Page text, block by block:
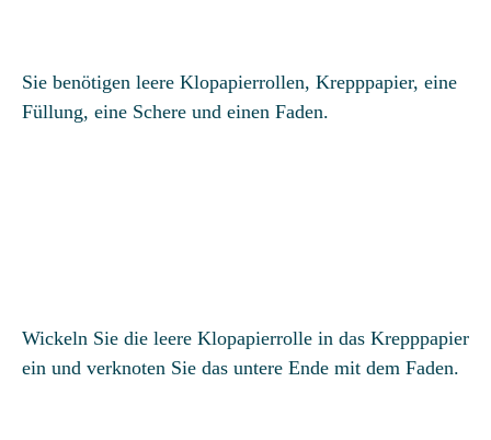
Sie benötigen leere Klopapierrollen, Krepppapier, eine
Füllung, eine Schere und einen Faden.
Wickeln Sie die leere Klo­papier­rolle in das Krepp­papier
ein und verknoten Sie das untere Ende mit dem Faden.